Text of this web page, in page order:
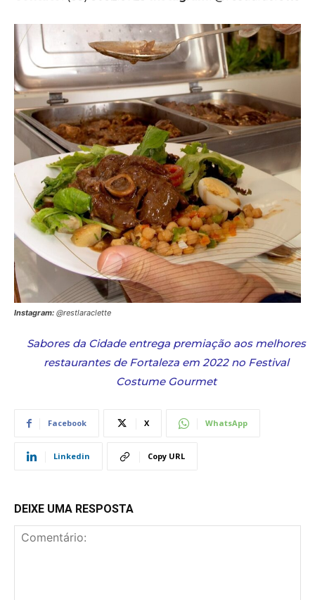
Instagram: @restlaraclette
Sabores da Cidade entrega premiação aos melhores
restaurantes de Fortaleza em 2022 no Festival
Costume Gourmet
Facebook X WhatsApp
Linkedin Copy URL
DEIXE UMA RESPOSTA